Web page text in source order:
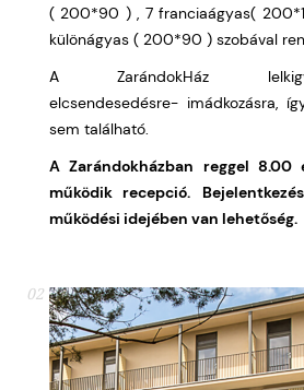
( 200*90 ) , 7 franciaágyas(
különágyas ( 200*90 ) szobával
A ZarándokHáz
elcsendesedésre- imádkozásra,
sem található.
A Zarándokházban reggel
működik recepció.
működési idejében van lehetőség.
02